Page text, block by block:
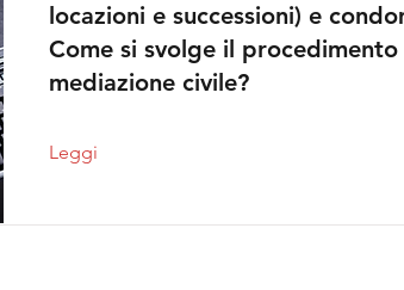
locazioni e successioni) e
Come si svolge il
mediazione civile?
Leggi